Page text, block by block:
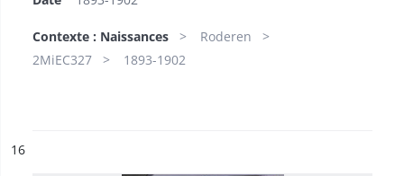
Contexte : Naissances
Roderen
2MiEC327
1893-1902
n°
16